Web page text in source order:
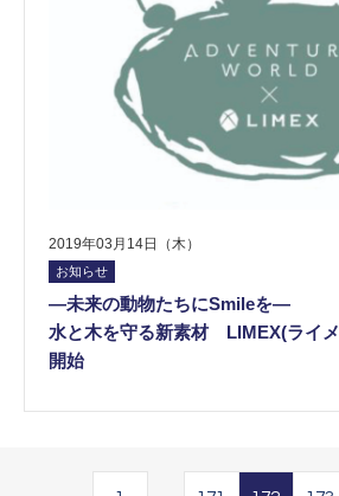
2019年03月14日（木）
お知らせ
―未来の動物たちにSmileを―
水と木を守る新素材 LIMEX(ライ
開始